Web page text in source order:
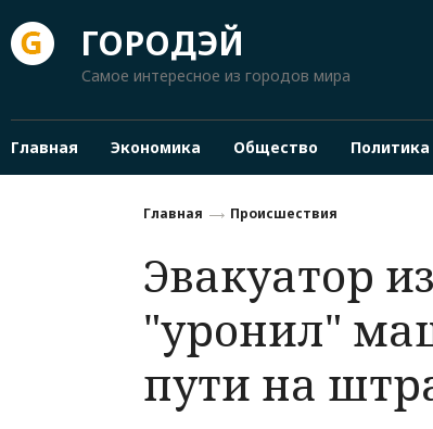
ГОРОДЭЙ
Самое интересное из городов мира
Главная Экономика Общество Политика
Главная Происшествия
Эвакуатор
"уронил"
пути на